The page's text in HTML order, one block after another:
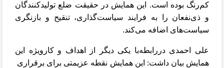
کم‌رنگ بوده است. این همایش در حقیقت ضلع تولیدکنندگان
و ذی‌نفعان را به فرایند سیاست‌گذاری، تنقیح و بازنگری
سیاست‌های اضافه می‌کند.
علی احمدی دررابطه‌با یکی دیگر از اهداف و کارویژه این
همایش بیان داشت: این همایش نقطه عزیمتی برای برقراری